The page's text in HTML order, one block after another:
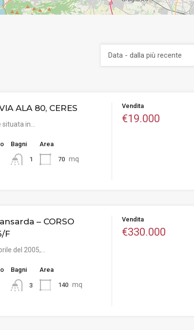
Data - dalla più recente
ALA 80, CERES
situata in…
Bagni
1
Area
70 mq
Vendita
€19.000
– CORSO
F
del 2005,…
Bagni
3
Area
140 mq
Vendita
€330.000